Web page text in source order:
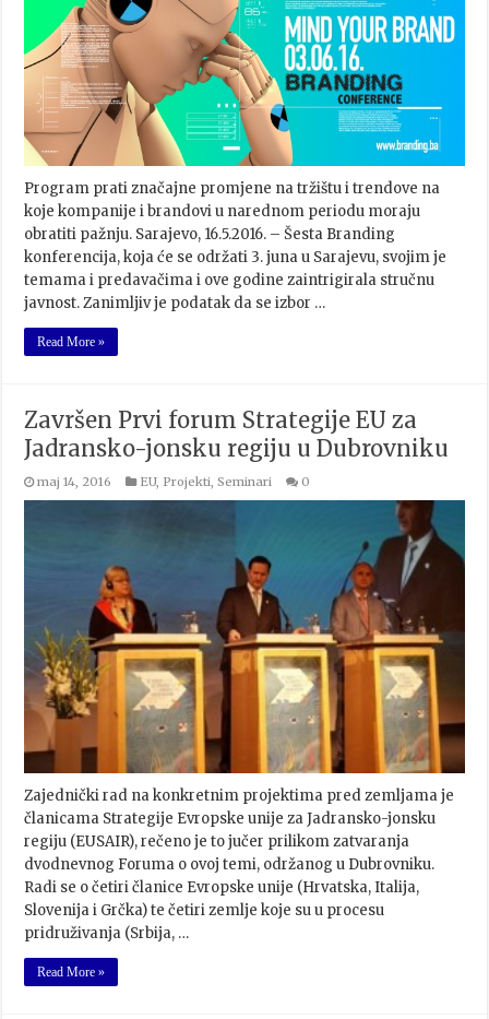
Program prati značajne promjene na tržištu i trendove na
koje kompanije i brandovi u narednom periodu moraju
obratiti pažnju. Sarajevo, 16.5.2016. – Šesta Branding
konferencija, koja će se održati 3. juna u Sarajevu, svojim je
temama i predavačima i ove godine zaintrigirala stručnu
javnost. Zanimljiv je podatak da se izbor …
Read More »
Završen Prvi forum Strategije EU za
Jadransko-jonsku regiju u Dubrovniku
maj 14, 2016 EU, Projekti,Seminari 0
Zajednički rad na konkretnim projektima pred zemljama je
članicama Strategije Evropske unije za Jadransko-jonsku
regiju (EUSAIR), rečeno je to jučer prilikom zatvaranja
dvodnevnog Foruma o ovoj temi, održanog u Dubrovniku.
Radi se o četiri članice Evropske unije (Hrvatska, Italija,
Slovenija i Grčka) te četiri zemlje koje su u procesu
pridruživanja (Srbija, …
Read More »